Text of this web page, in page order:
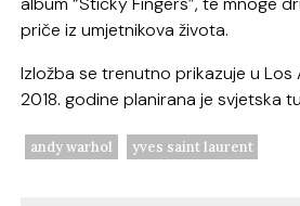
priče iz umjetnikova života.
Izložba se trenutno prikazuje u Los
2018. godine planirana je svjetska
andy warhol yves saint laurent